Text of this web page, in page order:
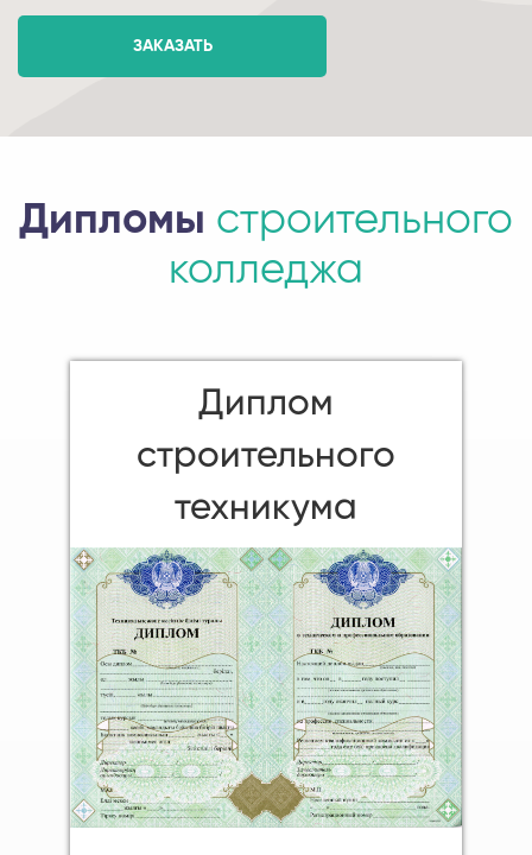
ЗАКАЗАТЬ
Дипломы строительного
колледжа
Диплом
строительного
техникума